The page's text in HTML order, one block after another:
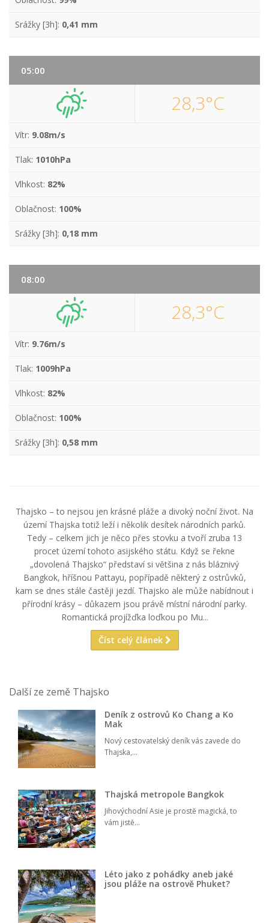
Srážky [3h]: 0,41 mm
05:00
28,3°C
Vítr: 9.08m/s
Tlak: 1010hPa
Vlhkost: 82%
Oblačnost: 100%
Srážky [3h]: 0,18 mm
08:00
28,3°C
Vítr: 9.76m/s
Tlak: 1009hPa
Vlhkost: 82%
Oblačnost: 100%
Srážky [3h]: 0,58 mm
Thajsko – to nejsou jen krásné pláže a divoký noční život. Na
území Thajska totiž leží i několik desítek národních parků.
Tedy – celkem jich je něco přes stovku a tvoří zruba 13
procet území tohoto asijského státu. Když se řekne
„dovolená Thajsko“ představí si většina z nás bláznivý
Bangkok, hříšnou Pattayu, popřípadě některý z ostrůvků,
přírodní krásy – důkazem jsou právě místní národní parky.
Romantická projížďka loďkou po Mu...
Číst celý článek
Další ze země Thajsko